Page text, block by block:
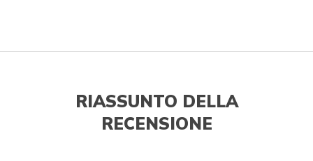
RIASSUNTO DELLA
RECENSIONE